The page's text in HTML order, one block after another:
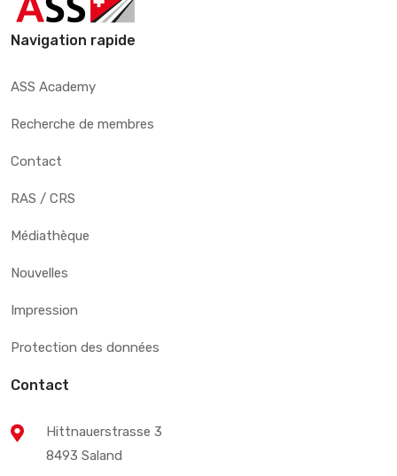
Navigation rapide
ASS Academy
Recherche de membres
Contact
RAS / CRS
Médiathèque
Nouvelles
Impression
Protection des données
Contact
Hittnauerstrasse 3
8493 Saland